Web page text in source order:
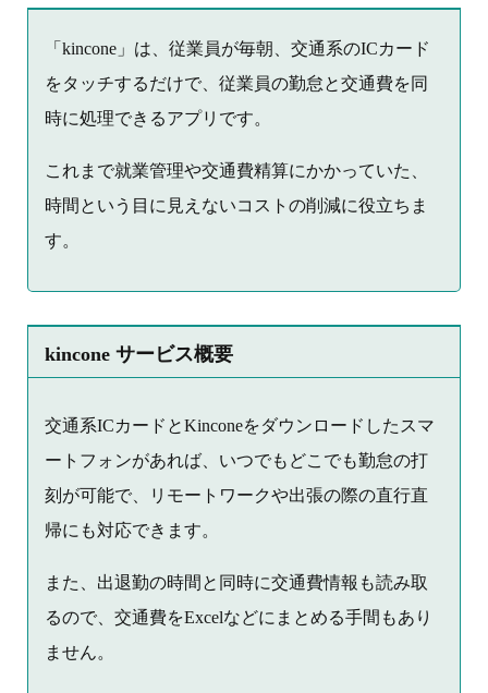
「kincone」は、従業員が毎朝、交通系のICカード
をタッチするだけで、従業員の勤怠と交通費を同
時に処理できるアプリです。
これまで就業管理や交通費精算にかかっていた、
時間という目に見えないコストの削減に役立ちま
す。
kincone サービス概要
交通系ICカードとKinconeをダウンロードしたスマ
ートフォンがあれば、いつでもどこでも勤怠の打
刻が可能で、リモートワークや出張の際の直行直
帰にも対応できます。
また、出退勤の時間と同時に交通費情報も読み取
るので、交通費をExcelなどにまとめる手間もあり
ません。